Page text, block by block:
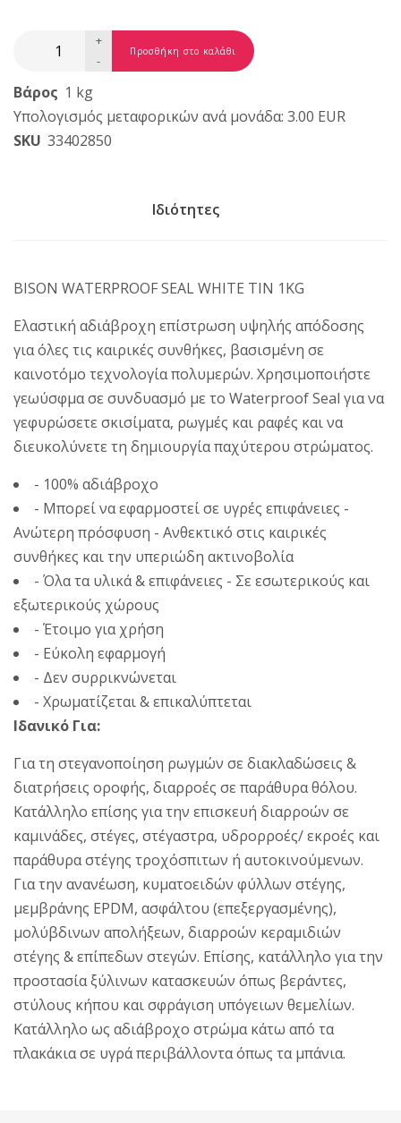
-
+
Βάρος 1 kg
Υπολογισμός μεταφορικών ανά μονάδα: 3.00 EUR
SKU 33402850
Ιδιότητες
BISON WATERPROOF SEAL WHITE TIN 1KG
Ελαστική αδιάβροχη επίστρωση υψηλής απόδοσης
για όλες τις καιρικές συνθήκες, βασισμένη σε
καινοτόμο τεχνολογία πολυμερών. Χρησιμοποιήστε
γεωύσφμα σε συνδυασμό με το Waterproof Seal για να
γεφυρώσετε σκισίματα, ρωγμές και ραφές και να
διευκολύνετε τη δημιουργία παχύτερου στρώματος.
- 100% αδιάβροχο
- Μπορεί να εφαρμοστεί σε υγρές επιφάνειες -
Ανώτερη πρόσφυση - Ανθεκτικό στις καιρικές
συνθήκες και την υπεριώδη ακτινοβολία
- Όλα τα υλικά & επιφάνειες - Σε εσωτερικούς και
εξωτερικούς χώρους
- Έτοιμο για χρήση
- Εύκολη εφαρμογή
- Δεν συρρικνώνεται
- Χρωματίζεται & επικαλύπτεται
Ιδανικό Για:
Για τη στεγανοποίηση ρωγμών σε διακλαδώσεις &
διατρήσεις οροφής, διαρροές σε παράθυρα θόλου.
Κατάλληλο επίσης για την επισκευή διαρροών σε
καμινάδες, στέγες, στέγαστρα, υδρορροές/ εκροές και
παράθυρα στέγης τροχόσπιτων ή αυτοκινούμενων.
Για την ανανέωση, κυματοειδών φύλλων στέγης,
μεμβράνης EPDM, ασφάλτου (επεξεργασμένης),
μολύβδινων απολήξεων, διαρροών κεραμιδιών
στέγης & επίπεδων στεγών. Επίσης, κατάλληλο για την
προστασία ξύλινων κατασκευών όπως βεράντες,
στύλους κήπου και σφράγιση υπόγειων θεμελίων.
Κατάλληλο ως αδιάβροχο στρώμα κάτω από τα
πλακάκια σε υγρά περιβάλλοντα όπως τα μπάνια.